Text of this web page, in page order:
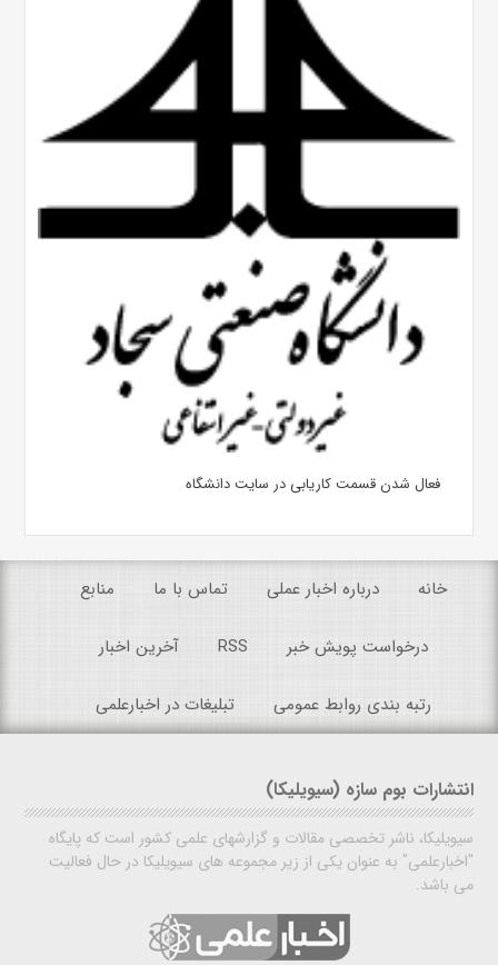
فعال شدن قسمت کاریابی در سایت دانشگاه
خانه درباره اخبار عملی تماس با ما منابع
درخواست پویش خبر RSS آخرین اخبار
رتبه بندی روابط عمومی تبلیغات در اخبارعلمی
انتشارات بوم سازه (سیویلیکا)
سیویلیکا، ناشر تخصصی مقالات و گزارشهای علمی کشور است که پایگاه
"اخبارعلمی" به عنوان یکی از زیر مجموعه های سیویلیکا در حال فعالیت
می باشد.